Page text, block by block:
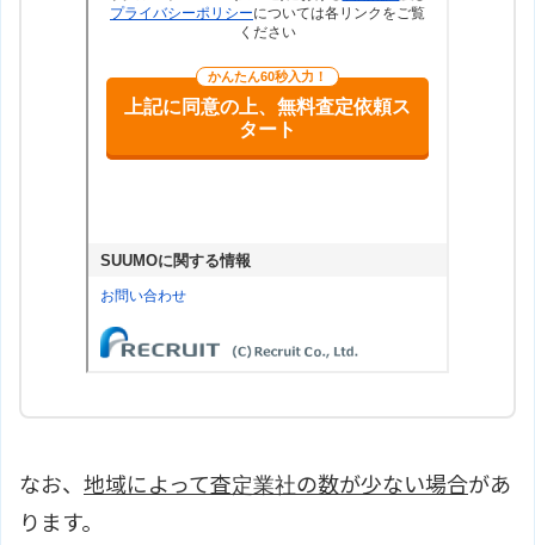
なお、 地域によって査定業社の数が少ない場合があ
ります。